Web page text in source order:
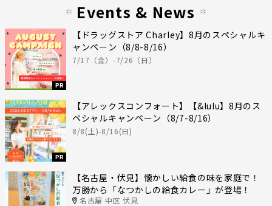
Events & News
PR
【ドラッグストア Charley】8月のスペシャルキ
ャンペーン（8/8-8/16）
7/17（金）-7/26（日）
PR
【アレックスコンフォート】【&lulu】8月のス
ペシャルキャンペーン（8/7-8/16）
8/8(土)-8/16(日)
【名古屋・伏見】懐かしい給食の味を家庭で！
万勝から「なつかしの給食カレー」が登場！
名古屋 中区 伏見